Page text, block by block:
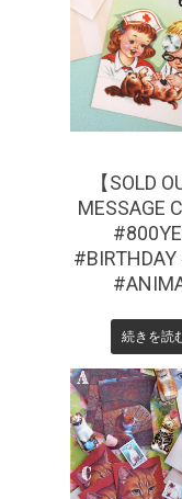
¥880
【SOLD
MESSAGE
#BIRTHDAY
続きを読
¥550